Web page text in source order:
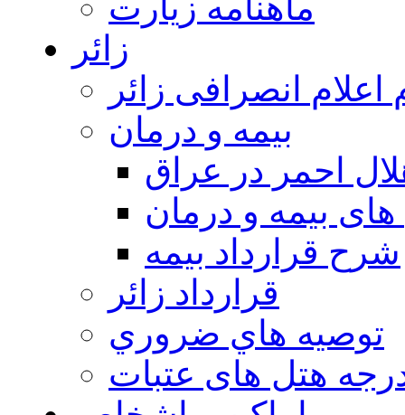
زائر
اعلام انصرافی زائر
بيمه و درمان
احمر در عراق
بیمه و درمان
شرح قرارداد بیمه
قرارداد زائر
توصيه هاي ضروري
هتل های عتبات